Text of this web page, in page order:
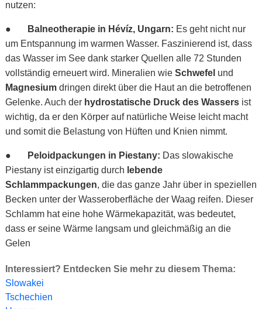
nutzen:
● Balneotherapie in Hévíz, Ungarn: Es geht nicht nur
um Entspannung im warmen Wasser. Faszinierend ist, dass
das Wasser im See dank starker Quellen alle 72 Stunden
vollständig erneuert wird. Mineralien wie Schwefel und
Magnesium dringen direkt über die Haut an die betroffenen
Gelenke. Auch der hydrostatische Druck des Wassers ist
wichtig, da er den Körper auf natürliche Weise leicht macht
und somit die Belastung von Hüften und Knien nimmt.
● Peloidpackungen in Piestany: Das slowakische
Piestany ist einzigartig durch lebende
Schlammpackungen, die das ganze Jahr über in speziellen
Becken unter der Wasseroberfläche der Waag reifen. Dieser
Schlamm hat eine hohe Wärmekapazität, was bedeutet,
dass er seine Wärme langsam und gleichmäßig an die
Gelen
Interessiert? Entdecken Sie mehr zu diesem Thema:
Slowakei
Tschechien